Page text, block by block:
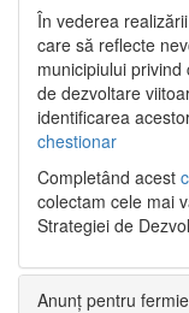
În vederea
care să reflecte
municipiului
de dezvoltare
identificarea
chestionar
Completând acest
colectam cele mai
Strategiei de
Anunț pentru